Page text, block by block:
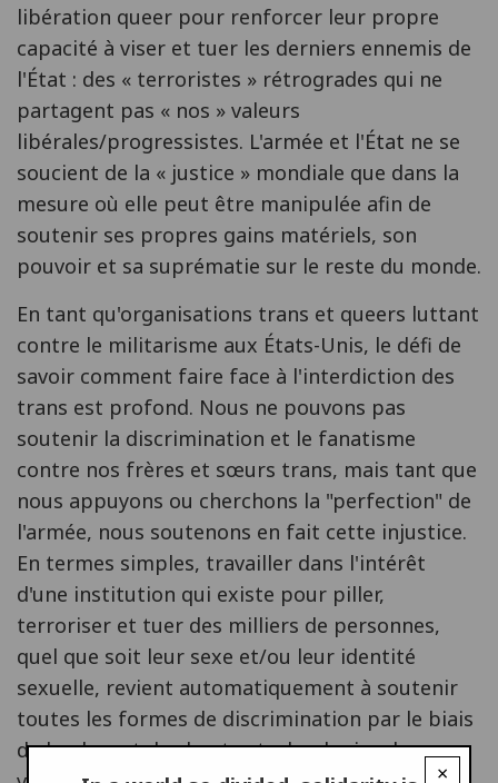
libération queer pour renforcer leur propre
capacité à viser et tuer les derniers ennemis de
l'État : des « terroristes » rétrogrades qui ne
partagent pas « nos » valeurs
libérales/progressistes. L'armée et l'État ne se
soucient de la « justice » mondiale que dans la
mesure où elle peut être manipulée afin de
soutenir ses propres gains matériels, son
pouvoir et sa suprématie sur le reste du monde.
En tant qu'organisations trans et queers luttant
contre le militarisme aux États-Unis, le défi de
savoir comment faire face à l'interdiction des
trans est profond. Nous ne pouvons pas
soutenir la discrimination et le fanatisme
contre nos frères et sœurs trans, mais tant que
nous appuyons ou cherchons la "perfection" de
l'armée, nous soutenons en fait cette injustice.
En termes simples, travailler dans l'intérêt
d'une institution qui existe pour piller,
terroriser et tuer des milliers de personnes,
quel que soit leur sexe et/ou leur identité
sexuelle, revient automatiquement à soutenir
toutes les formes de discrimination par le biais
de la plupart des hautes technologies de
×